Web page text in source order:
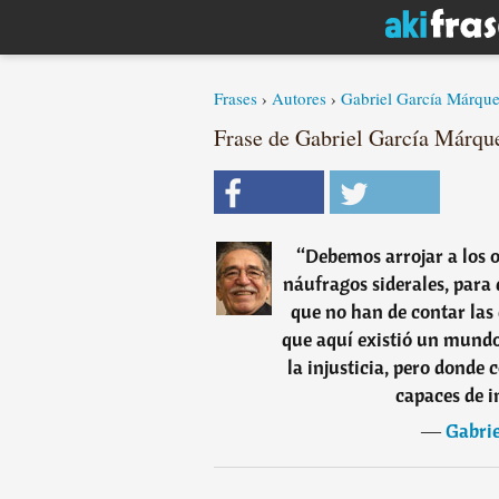
Frases › Autores › Gabriel García
Frase de Gabriel García
“Debemos arrojar a los
náufragos siderales, para
que no han de contar
que aquí existió un
la injusticia, pero donde
capaces de
―